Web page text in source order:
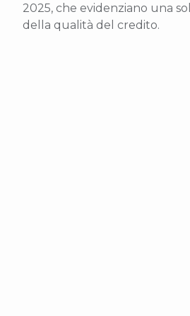
2025, che evidenziano una
della qualità del credito.